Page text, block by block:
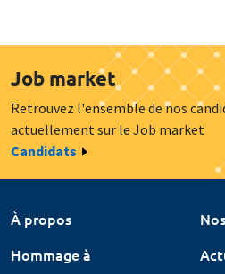
Job market
Retrouvez l'ensemble de nos
actuellement sur le Job market
Candidats
À propos
Hommage à